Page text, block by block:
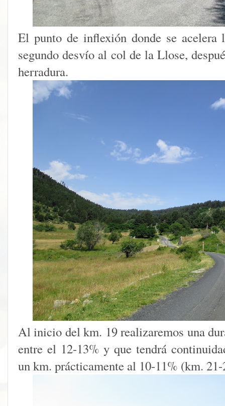
El punto de inflexión donde se
segundo desvío al col de la Llose,
herradura.
Al inicio del km. 19 realizaremos una
entre el 12-13% y que tendrá
un km. prácticamente al 10-11% (km.